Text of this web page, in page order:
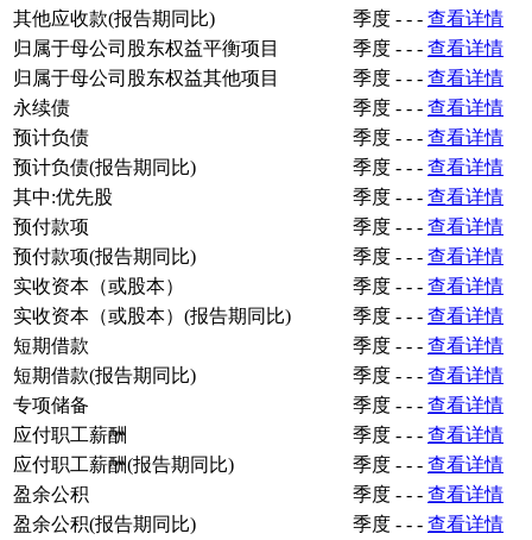
其他应收款(报告期同比)
季度 - - - 查看详情
归属于母公司股东权益平衡项目
季度 - - - 查看详情
归属于母公司股东权益其他项目
季度 - - - 查看详情
永续债
季度 - - - 查看详情
预计负债
季度 - - - 查看详情
预计负债(报告期同比)
季度 - - - 查看详情
其中:优先股
季度 - - - 查看详情
预付款项
季度 - - - 查看详情
预付款项(报告期同比)
季度 - - - 查看详情
实收资本（或股本）
季度 - - - 查看详情
实收资本（或股本）(报告期同比)
季度 - - - 查看详情
短期借款
季度 - - - 查看详情
短期借款(报告期同比)
季度 - - - 查看详情
专项储备
季度 - - - 查看详情
应付职工薪酬
季度 - - - 查看详情
应付职工薪酬(报告期同比)
季度 - - - 查看详情
盈余公积
季度 - - - 查看详情
盈余公积(报告期同比)
季度 - - - 查看详情